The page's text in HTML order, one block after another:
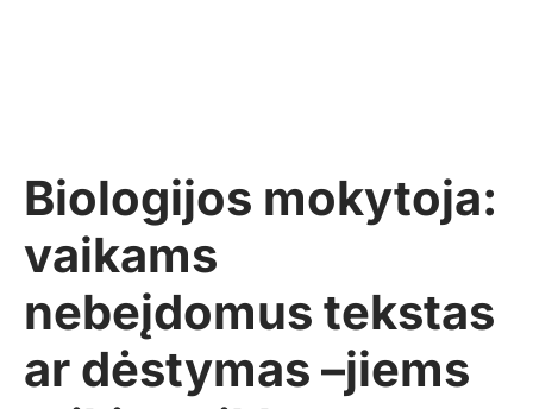
Biologijos mokytoja:
vaikams
nebeįdomus tekstas
ar dėstymas –jiems